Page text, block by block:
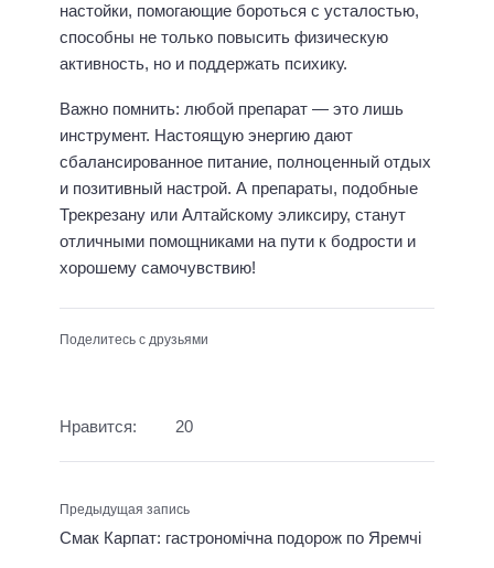
настойки, помогающие бороться с усталостью,
способны не только повысить физическую
активность, но и поддержать психику.
Важно помнить: любой препарат — это лишь
инструмент. Настоящую энергию дают
сбалансированное питание, полноценный отдых
и позитивный настрой. А препараты, подобные
Трекрезану или Алтайскому эликсиру, станут
отличными помощниками на пути к бодрости и
хорошему самочувствию!
Поделитесь с друзьями
Нравится: 20
Предыдущая запись
Смак Карпат: гастрономічна подорож по Яремчі